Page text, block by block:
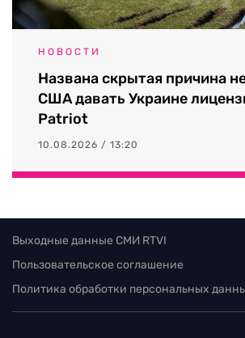
НОВОСТИ
Названа скрытая причина
США давать Украине
Patriot
10.08.2026 / 13:20
Выходные данные СМИ RTVI
Пользовательское соглашение
Политика обработки персональных